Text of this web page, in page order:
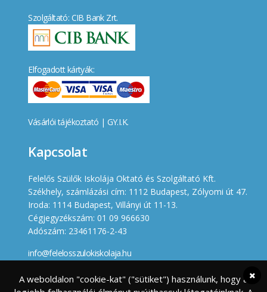
Szolgáltató: CIB Bank Zrt.
Elfogadott kártyák:
Vásárlói tájékoztató | GY.I.K.
Kapcsolat
Felelős Szülők Iskolája Oktató és Szolgáltató Kft.
Székhely, számlázási cím: 1112 Budapest, Zólyomi út 47.
Iroda: 1114 Budapest, Villányi út 11-13.
Cégjegyzékszám: 01 09 966630
Adószám: 23461176-2-43
info@felelosszulokiskolaja.hu
A weboldalon "cookie-kat" ("sütiket") használunk, hogy a